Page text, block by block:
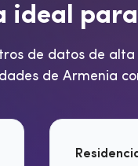
ideal para
de datos de
de Armenia